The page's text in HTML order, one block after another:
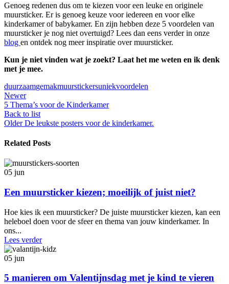
Genoeg redenen dus om te kiezen voor een leuke en originele
muursticker. Er is genoeg keuze voor iedereen en voor elke
kinderkamer of babykamer. En zijn hebben deze 5 voordelen van
muursticker je nog niet overtuigd? Lees dan eens verder in onze
blog en ontdek nog meer inspiratie over muursticker.
Kun je niet vinden wat je zoekt? Laat het me weten en ik denk
met je mee.
duurzaamgemakmuurstickersuniekvoordelen
Newer
5 Thema’s voor de Kinderkamer
Back to list
Older De leukste posters voor de kinderkamer.
Related Posts
05 jun
Een muursticker kiezen; moeilijk of juist niet?
Hoe kies ik een muursticker? De juiste muursticker kiezen, kan een
heleboel doen voor de sfeer en thema van jouw kinderkamer. In
ons...
Lees verder
05 jun
5 manieren om Valentijnsdag met je kind te vieren